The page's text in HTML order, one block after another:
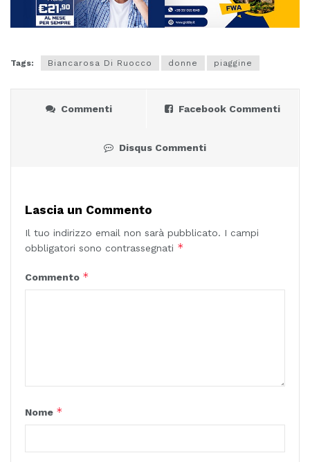
Tags: Biancarosa Di Ruocco donne piaggine
Commenti Facebook Commenti
Disqus Commenti
Lascia un Commento
Il tuo indirizzo email non sarà pubblicato. I campi
obbligatori sono contrassegnati *
Commento *
Nome *